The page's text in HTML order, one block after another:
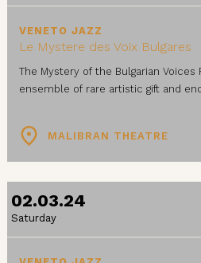
VENETO JAZZ
Le Mystere des Voix Bulgares
The Mystery of the Bulgarian Voices
ensemble of rare artistic gift and
MALIBRAN THEATRE
02.03.24
Saturday